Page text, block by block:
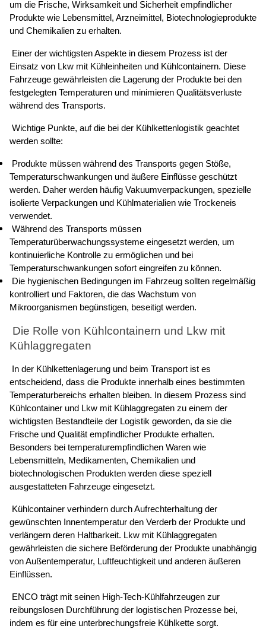
um die Frische, Wirksamkeit und Sicherheit empfindlicher
Produkte wie Lebensmittel, Arzneimittel, Biotechnologieprodukte
und Chemikalien zu erhalten.
Einsatz von Lkw mit Kühleinheiten und Kühlcontainern. Diese
Fahrzeuge gewährleisten die Lagerung der Produkte bei den
festgelegten Temperaturen und minimieren Qualitätsverluste
während des Transports.
werden sollte:
Temperaturschwankungen und äußere Einflüsse geschützt
werden. Daher werden häufig Vakuumverpackungen, spezielle
isolierte Verpackungen und Kühlmaterialien wie Trockeneis
verwendet.
Temperaturüberwachungssysteme eingesetzt werden, um
kontinuierliche Kontrolle zu ermöglichen und bei
Temperaturschwankungen sofort eingreifen zu können.
kontrolliert und Faktoren, die das Wachstum von
Mikroorganismen begünstigen, beseitigt werden.
Kühlaggregaten
entscheidend, dass die Produkte innerhalb eines bestimmten
Temperaturbereichs erhalten bleiben. In diesem Prozess sind
Kühlcontainer und Lkw mit Kühlaggregaten zu einem der
wichtigsten Bestandteile der Logistik geworden, da sie die
Frische und Qualität empfindlicher Produkte erhalten.
Besonders bei temperaturempfindlichen Waren wie
Lebensmitteln, Medikamenten, Chemikalien und
biotechnologischen Produkten werden diese speziell
ausgestatteten Fahrzeuge eingesetzt.
gewünschten Innentemperatur den Verderb der Produkte und
verlängern deren Haltbarkeit. Lkw mit Kühlaggregaten
gewährleisten die sichere Beförderung der Produkte unabhängig
von Außentemperatur, Luftfeuchtigkeit und anderen äußeren
Einflüssen.
reibungslosen Durchführung der logistischen Prozesse bei,
indem es für eine unterbrechungsfreie Kühlkette sorgt.